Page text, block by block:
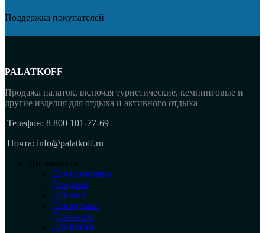
Поддержка покупателей
PALATKOFF
Продажа палаток, включая туристические, кемпинговые и
другие изделия для отдыха и активного отдыха
Телефон: 8 800 101-77-69
Почта: info@palatkoff.ru
Применение
Для глэмпинга
Для дачи
Для леса
Для отдыха
Для охоты
Для пляжа